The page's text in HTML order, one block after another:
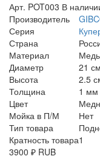
Арт. POT003 В
Производитель
Серия
Страна
Материал
Медь
Диаметр
21 см
Высота
2.5
Толщина
1 мм
Цвет
Мойка в П/М
Нет
Тип товара
Кратность товара1
3900 ₽ RUB